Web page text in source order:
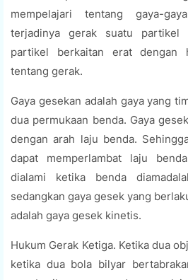
mempelajari tentang gaya-
terjadinya gerak suatu partikel
partikel berkaitan erat dengan
tentang gerak.
Gaya gesekan adalah gaya yang
dua permukaan benda. Gaya
dengan arah laju benda.
dapat memperlambat laju
dialami ketika benda
sedangkan gaya gesek yang
adalah gaya gesek kinetis.
Hukum Gerak Ketiga. Ketika dua
ketika dua bola bilyar